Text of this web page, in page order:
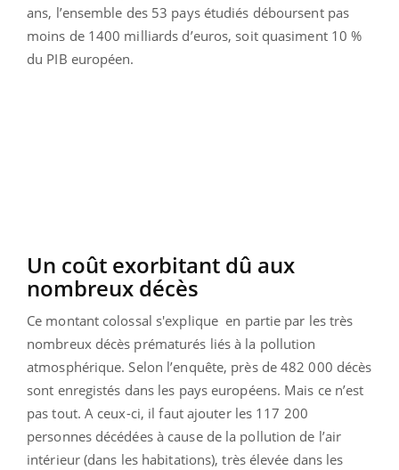
ans, l’ensemble des 53 pays étudiés déboursent pas
moins de 1400 milliards d’euros, soit quasiment 10 %
du PIB européen.
Un coût exorbitant dû aux
nombreux décès
Ce montant colossal s'explique en partie par les très
nombreux décès prématurés liés à la pollution
atmosphérique. Selon l’enquête, près de 482 000 décès
sont enregistés dans les pays européens. Mais ce n’est
pas tout. A ceux-ci, il faut ajouter les 117 200
personnes décédées à cause de la pollution de l’air
intérieur (dans les habitations), très élevée dans les